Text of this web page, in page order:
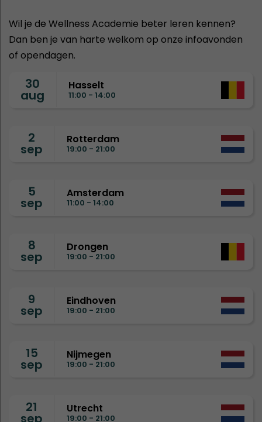
Wil je de Wellness Academie beter leren kennen?
Dan ben je van harte welkom op onze infoavonden
of opendagen.
30
aug
Hasselt
11:00 - 14:00
2
sep
Rotterdam
19:00 - 21:00
5
sep
Amsterdam
11:00 - 14:00
8
sep
Drongen
19:00 - 21:00
9
sep
Eindhoven
19:00 - 21:00
15
sep
Nijmegen
19:00 - 21:00
21
sep
Utrecht
19:00 - 21:00